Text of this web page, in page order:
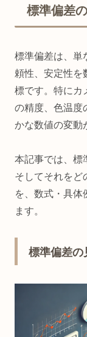
標準偏差
標準偏差は、単
頼性、安定性を
標です。特にカ
の精度、色温度
かな数値の変動
本記事では、標
そしてそれをど
を、数式・具体
ます。
標準偏差の